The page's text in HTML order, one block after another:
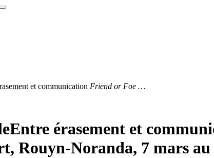
et communication Friend or Foe …
Entre érasement et
Rouyn-Noranda, 7 mars